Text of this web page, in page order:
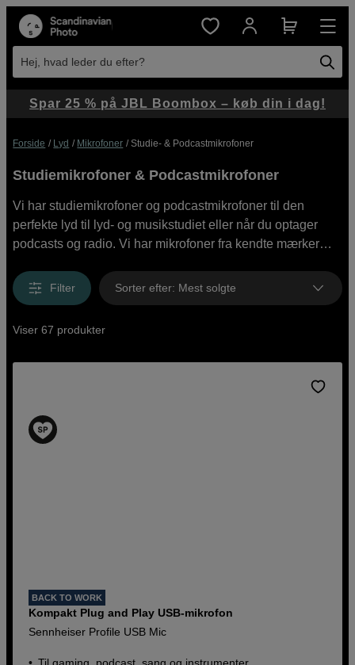
Hej, hvad leder du efter?
Forside Lyd Mikrofoner Studie- & Podcastmikrofoner
Studiemikrofoner & Podcastmikrofoner
Vi har studiemikrofoner og podcastmikrofoner til den
perfekte lyd til lyd- og musikstudiet eller når du optager
podcasts og radio. Vi har mikrofoner fra kendte mærker
studiemikrofoner direkte online med hurtig levering eller
besøg os i butikken.
Filter Sorter efter: Mest solgte
Viser 67 produkter
BACK TO WORK
Kompakt Plug and Play USB-mikrofon
Sennheiser Profile USB Mic
Spar 25 % på JBL Boombox – køb din i dag!